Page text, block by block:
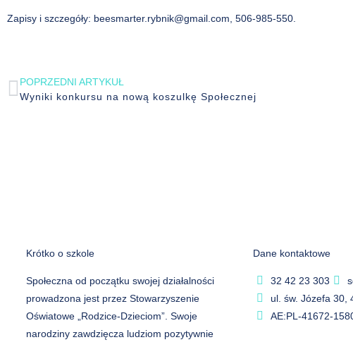
Zapisy i szczegóły: beesmarter.rybnik@gmail.com, 506-985-550.
POPRZEDNI ARTYKUŁ
Wyniki konkursu na nową koszulkę Społecznej
Krótko o szkole
Społeczna od początku swojej działalności
prowadzona jest przez Stowarzyszenie
Oświatowe „Rodzice-Dzieciom”. Swoje
narodziny zawdzięcza ludziom pozytywnie
Dane kontaktowe
32 42 23 303
ul. św. Józefa 30,
AE:PL-41672-